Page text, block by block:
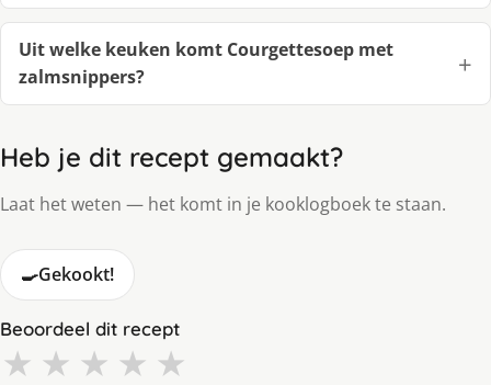
Uit welke keuken komt Courgettesoep met
zalmsnippers?
Heb je dit recept gemaakt?
Laat het weten — het komt in je kooklogboek te staan.
🍳Gekookt!
Beoordeel dit recept
★ ★ ★ ★ ★